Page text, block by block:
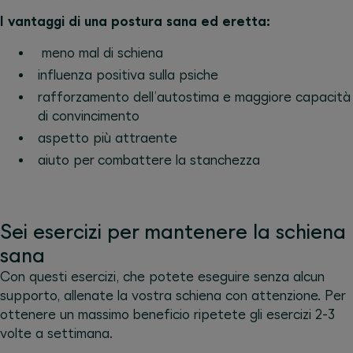
I vantaggi di una postura sana ed eretta:
meno mal di schiena
influenza positiva sulla psiche
rafforzamento dell’autostima e maggiore capacità
di convincimento
aspetto più attraente
aiuto per combattere la stanchezza
Sei esercizi per mantenere la schiena
sana
Con questi esercizi, che potete eseguire senza alcun
supporto, allenate la vostra schiena con attenzione. Per
ottenere un massimo beneficio ripetete gli esercizi 2-3
volte a settimana.